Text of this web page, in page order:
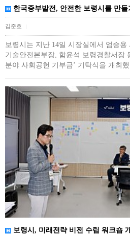
한국중부발전, 안전한 보령시를 만
김준호
보령시는 지난 14일 시장실에서 엄승
기술안전본부장, 함윤석 보령경찰서장
분야 사회공헌 기부금’ 기탁식을 개최
보령시, 미래전략 비전 수립 워크숍